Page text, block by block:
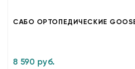
САБО ОРТОПЕДИЧЕСКИЕ
8 590 руб.